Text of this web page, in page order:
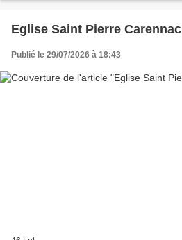
Eglise Saint Pierre Carennac
Publié le 29/07/2026 à 18:43